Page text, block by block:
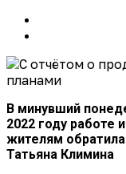
В минувший
2022 году работе
жителям
Татьяна Климина